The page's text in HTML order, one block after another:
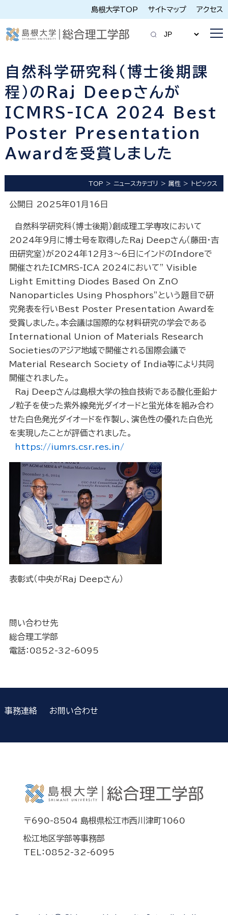
島根大学TOP サイトマップ アクセス
自然科学研究科（博士後期課
程）のRaj Deepさんが
ICMRS-ICA 2024 Best
Poster Presentation
Awardを受賞しました
TOP ニュースカテゴリ 属性 トピックス
公開日 2025年01月16日
自然科学研究科（博士後期）創成理工学専攻において
2024年９月に博士号を取得したRaj Deepさん（藤田・吉
田研究室）が2024年12月3～6日にインドのIndoreで
開催されたICMRS-ICA 2024において” Visible
Light Emitting Diodes Based On ZnO
Nanoparticles Using Phosphors”という題目で研
究発表を行いBest Poster Presentation Awardを
受賞しました。本会議は国際的な材料研究の学会である
International Union of Materials Research
Societiesのアジア地域で開催される国際会議で
Material Research Society of India等により共同
開催されました。
Raj Deepさんは島根大学の独自技術である酸化亜鉛ナ
ノ粒子を使った紫外線発光ダイオードと蛍光体を組み合わ
せた白色発光ダイオードを作製し、演色性の優れた白色光
を実現したことが評価されました。
https://iumrs.csr.res.in/
表彰式（中央がRaj Deepさん）
問い合わせ先
総合理工学部
電話：0852-32-6095
事務連絡 お問い合わせ
〒690-8504 島根県松江市西川津町1060
松江地区学部等事務部
TEL：0852-32-6095